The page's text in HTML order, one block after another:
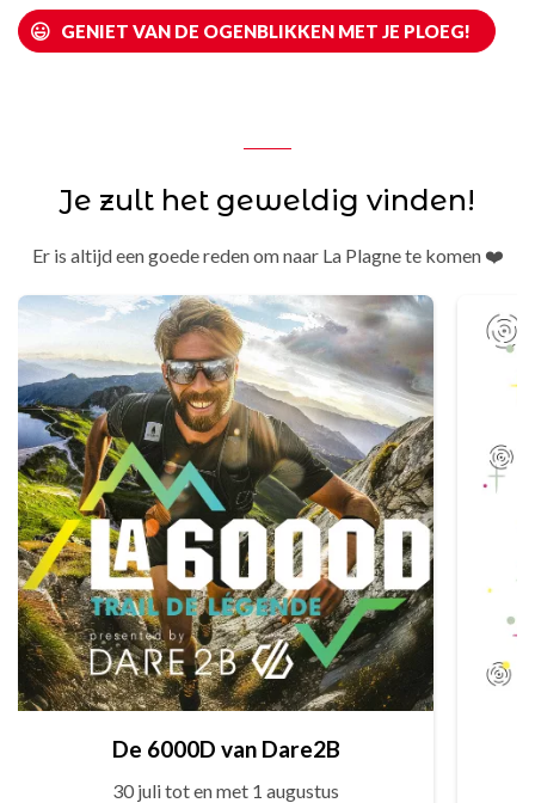
GENIET VAN DE OGENBLIKKEN MET JE PLOEG!
Je zult het geweldig vinden!
Er is altijd een goede reden om naar La Plagne te komen ❤️
De 6000D van Dare2B
30 juli tot en met 1 augustus